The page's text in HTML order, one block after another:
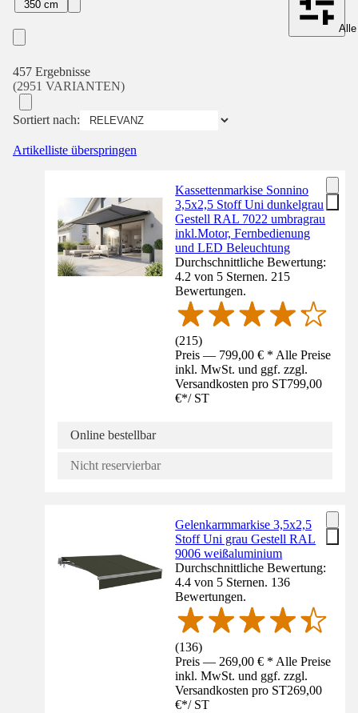
350 cm
457 Ergebnisse
(2951 VARIANTEN)
Sortiert nach:
Artikelliste überspringen
Kassettenmarkise Sonnino
3,5x2,5 Stoff Uni dunkelgrau
Gestell RAL 7022 umbragrau
inkl.Motor, Fernbedienung
und LED Beleuchtung
Durchschnittliche Bewertung:
4.2 von 5 Sternen. 215
Bewertungen.
(215)
Preis — 799,00 € * Alle Preise
inkl. MwSt. und ggf. zzgl.
Versandkosten pro ST799,00
€*/ ST
Online bestellbar
Nicht reservierbar
Gelenkarmmarkise 3,5x2,5
Stoff Uni grau Gestell RAL
9006 weißaluminium
Durchschnittliche Bewertung:
4.4 von 5 Sternen. 136
Bewertungen.
(136)
Preis — 269,00 € * Alle Preise
inkl. MwSt. und ggf. zzgl.
Versandkosten pro ST269,00
€*/ ST